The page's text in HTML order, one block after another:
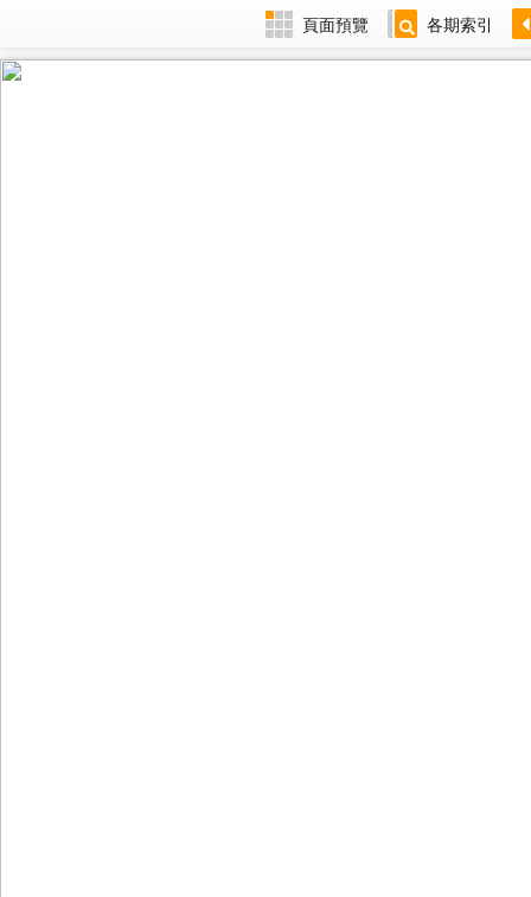
頁面預覽 各期索引